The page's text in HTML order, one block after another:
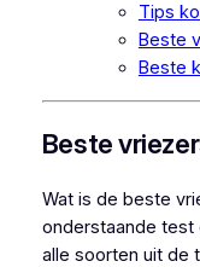
Tips
Beste
Beste
Beste
Wat is de beste
onderstaande
alle soorten uit de